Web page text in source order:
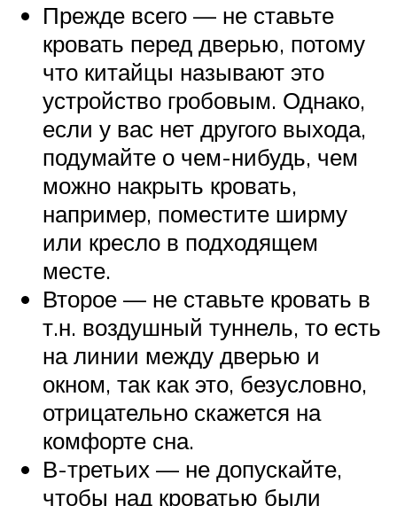
Прежде всего — не ставьте
кровать перед дверью, потому
что китайцы называют это
устройство гробовым. Однако,
если у вас нет другого выхода,
подумайте о чем-нибудь, чем
можно накрыть кровать,
например, поместите ширму
или кресло в подходящем
месте.
Второе — не ставьте кровать в
т.н. воздушный туннель, то есть
на линии между дверью и
окном, так как это, безусловно,
отрицательно скажется на
комфорте сна.
В-третьих — не допускайте,
чтобы над кроватью были